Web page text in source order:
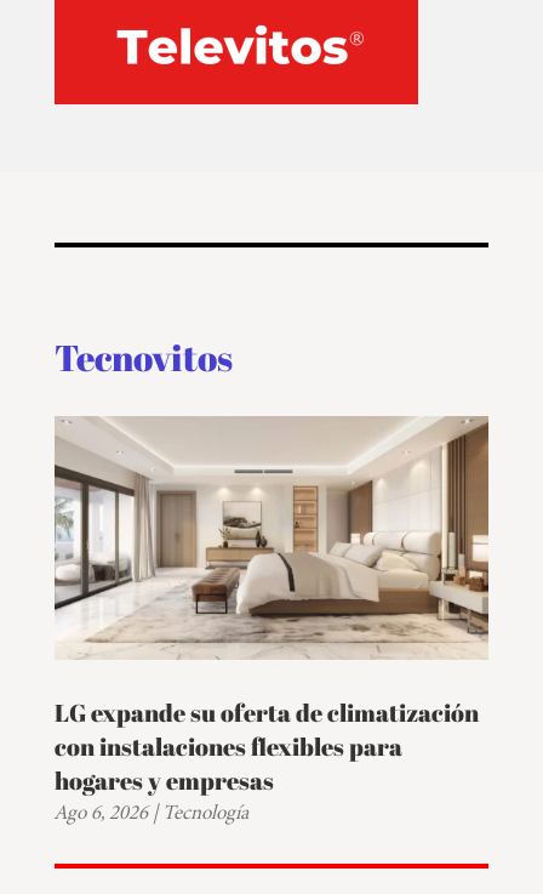
Tecnovitos
LG expande su oferta de climatización
con instalaciones flexibles para
hogares y empresas
Ago 6, 2026|Tecnología